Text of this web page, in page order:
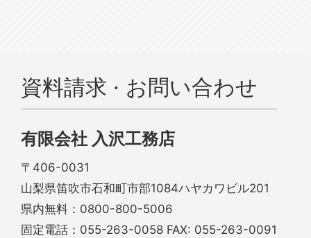
資料請求 · お問い合わせ
有限会社 入沢工務店
〒406-0031
山梨県笛吹市石和町市部1084ハヤカワビル201
県内無料： 0800-800-5006
固定電話： 055-263-0058 FAX: 055-263-0091